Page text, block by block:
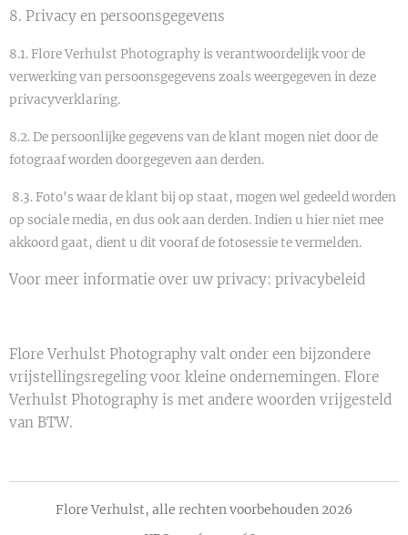
8. Privacy en persoonsgegevens
8.1. Flore Verhulst Photography is verantwoordelijk voor de
verwerking van persoonsgegevens zoals weergegeven in deze
privacyverklaring.
8.2. De persoonlijke gegevens van de klant mogen niet door de
fotograaf worden doorgegeven aan derden.
8.3. Foto's waar de klant bij op staat, mogen wel gedeeld worden
op sociale media, en dus ook aan derden. Indien u hier niet mee
akkoord gaat, dient u dit vooraf de fotosessie te vermelden.
Voor meer informatie over uw privacy: privacybeleid
Flore Verhulst Photography valt onder een bijzondere
vrijstellingsregeling voor kleine ondernemingen. Flore
Verhulst Photography is met andere woorden vrijgesteld
van BTW.
Flore Verhulst, alle rechten voorbehouden 2026